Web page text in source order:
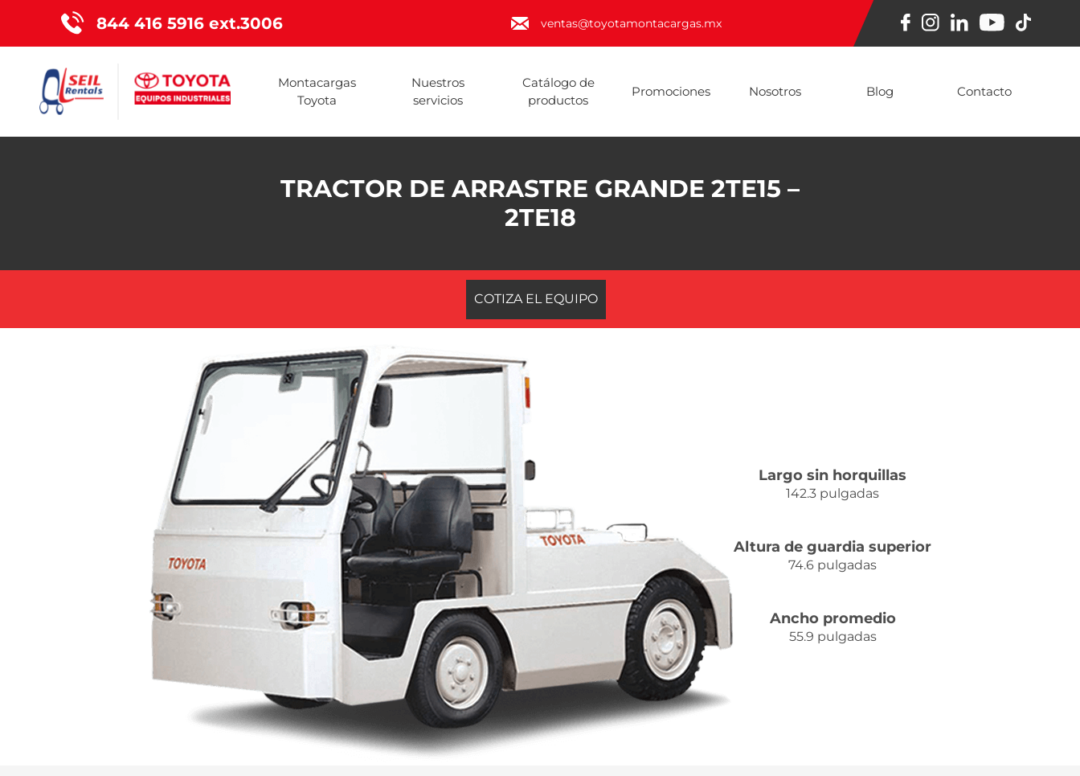
844 416 5916 ext.3006 ventas@toyotamontacargas.mx
Montacargas
Toyota
Nuestros
servicios
Catálogo de
productos
Promociones Nosotros Blog Contacto
TRACTOR DE ARRASTRE GRANDE 2TE15 –
2TE18
COTIZA EL EQUIPO
Largo sin horquillas
142.3 pulgadas
Altura de guardia superior
74.6 pulgadas
Ancho promedio
55.9 pulgadas